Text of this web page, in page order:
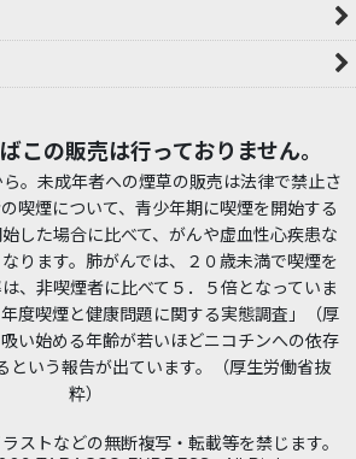
この販売は行っておりません。
。未成年者への煙草の販売は法律で禁止さ
喫煙について、青少年期に喫煙を開始する
した場合に比べて、がんや虚血性心疾患な
ります。肺がんでは、２０歳未満で喫煙を
、非喫煙者に比べて５．５倍となっていま
度喫煙と健康問題に関する実態調査」（厚
い始める年齢が若いほどニコチンへの依存
という報告が出ています。（厚生労働省抜
粋）
ストなどの無断複写・転載等を禁じます。